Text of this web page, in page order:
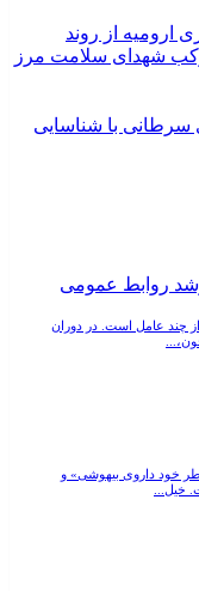
ارومیه از روند
شهدای سلامت مرز
با شناسایی
روابط عمومی
چند عامل است. در دوران
خود داروی بیهوشی» و
خیل...